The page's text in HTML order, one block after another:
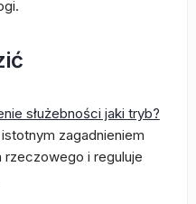
służebności jaki tryb?
zagadnieniem
i reguluje